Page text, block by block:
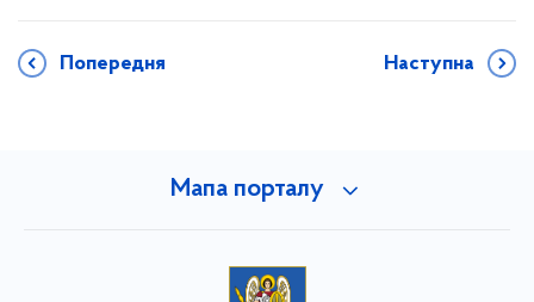
Попередня Наступна
Мапа порталу